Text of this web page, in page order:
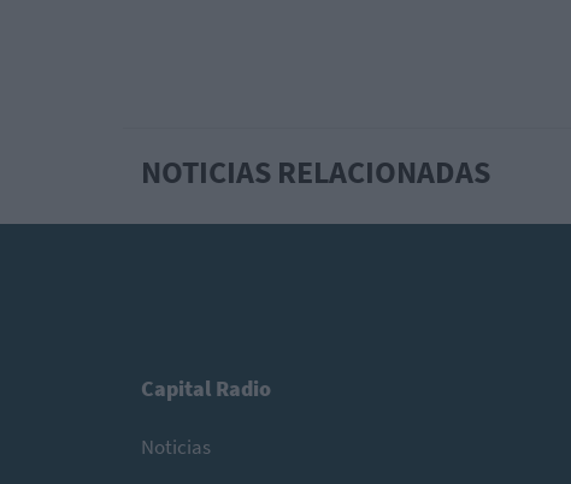
NOTICIAS RELACIONADAS
Capital Radio
Noticias